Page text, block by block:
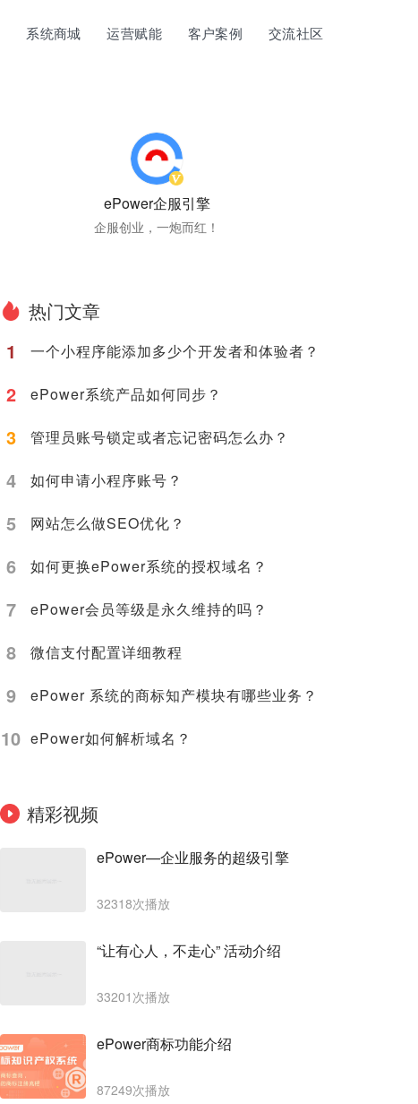
系统商城 运营赋能 客户案例 交流社区
ePower企服引擎
企服创业，一炮而红！
热门文章
1
一个小程序能添加多少个开发者和体验者？
2 ePower系统产品如何同步？
3 管理员账号锁定或者忘记密码怎么办？
4 如何申请小程序账号？
5 网站怎么做SEO优化？
6 如何更换ePower系统的授权域名？
7 ePower会员等级是永久维持的吗？
8 微信支付配置详细教程
9 ePower 系统的商标知产模块有哪些业务？
10 ePower如何解析域名？
精彩视频
ePower—企业服务的超级引擎
32318次播放
“让有心人，不走心” 活动介绍
33201次播放
ePower商标功能介绍
87249次播放